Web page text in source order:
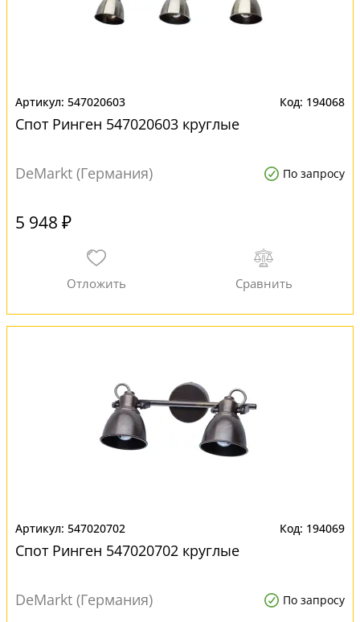
547020603 194068
Спот Ринген 547020603 круглые
DeMarkt (Германия) По запросу
5 948 ₽
547020702 194069
Спот Ринген 547020702 круглые
DeMarkt (Германия) По запросу